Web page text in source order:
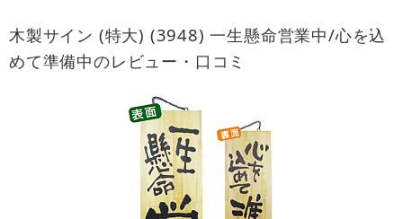
木製サイン (特大) (3948) 一生懸命営業中/心を込
めて準備中のレビュー・口コミ